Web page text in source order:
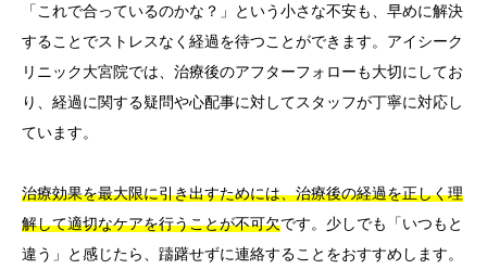
「これで合っているのかな？」という小さな不安も、早めに解決
することでストレスなく経過を待つことができます。アイシーク
リニック大宮院では、治療後のアフターフォローも大切にしてお
り、経過に関する疑問や心配事に対してスタッフが丁寧に対応し
ています。
治療効果を最大限に引き出すためには、治療後の経過を正しく理
解して適切なケアを行うことが不可欠です。少しでも「いつもと
違う」と感じたら、躊躇せずに連絡することをおすすめします。